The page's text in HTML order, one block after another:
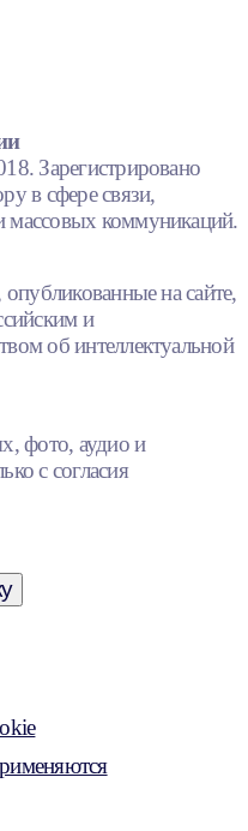
Зарегистрировано
в сфере связи,
коммуникаций.
на сайте,
и
об интеллектуальной
фото, аудио и
с согласия